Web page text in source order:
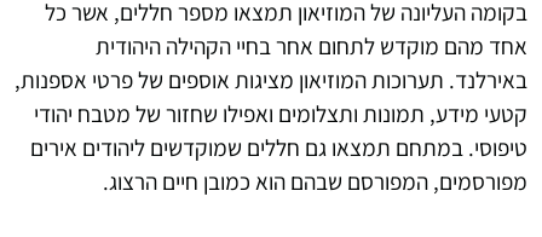
בקומה העליונה של המוזיאון תמצאו מספר חללים, אשר כל
אחד מהם מוקדש לתחום אחר בחיי הקהילה היהודית
באירלנד. תערוכות המוזיאון מציגות אוספים של פרטי אספנות,
קטעי מידע, תמונות ותצלומים ואפילו שחזור של מטבח יהודי
טיפוסי. במתחם תמצאו גם חללים שמוקדשים ליהודים אירים
מפורסמים, המפורסם שבהם הוא כמובן חיים הרצוג.